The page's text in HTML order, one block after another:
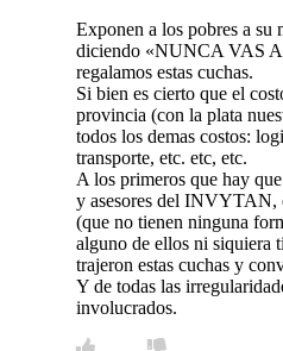
Exponen a los pobres a su
diciendo «NUNCA VAS
regalamos estas cuchas.
Si bien es cierto que el
provincia (con la plata
todos los demas costos:
transporte, etc. etc, etc.
A los primeros que hay
y asesores del INVYTAN,
(que no tienen ninguna
alguno de ellos ni siquiera
trajeron estas cuchas y
Y de todas las
involucrados.